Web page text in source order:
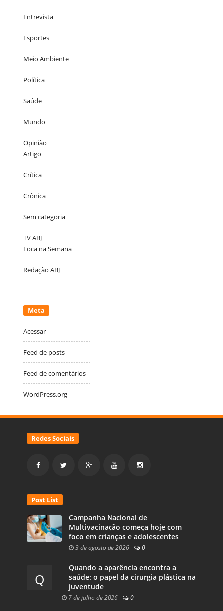
Entrevista
Esportes
Meio Ambiente
Política
Saúde
Mundo
Opinião
Artigo
Crítica
Crônica
Sem categoria
TV ABJ
Foca na Semana
Redação ABJ
Meta
Acessar
Feed de posts
Feed de comentários
WordPress.org
Redes Sociais
Post List
Campanha Nacional de
Multivacinação começa hoje com
foco em crianças e adolescentes
3 de agosto de 2026 - 0
Q
Quando a aparência encontra a
saúde: o papel da cirurgia plástica na
juventude
7 de julho de 2026 - 0